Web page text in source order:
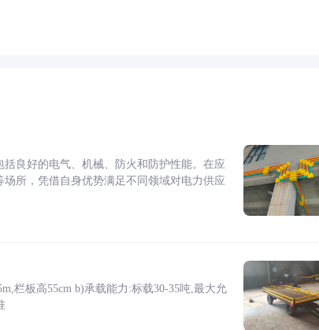
良好的电气、机械、防火和防护性能。在应
所，凭借自身优势满足不同领域对电力供应
栏板高55cm b)承载能力:标载30-35吨,最大允